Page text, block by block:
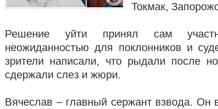
Токмак,
Решение уйти принял сам
неожиданностью для поклонников и
зрители написали, что рыдали после
сдержали слез и жюри.
Вячеслав – главный сержант взвода. Он